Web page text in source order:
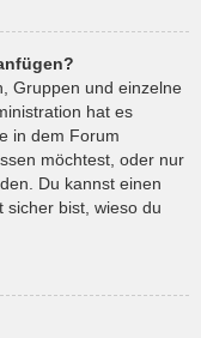
Gruppen und einzelne
hat es
in dem Forum
möchtest, oder nur
Du kannst einen
sicher bist, wieso du